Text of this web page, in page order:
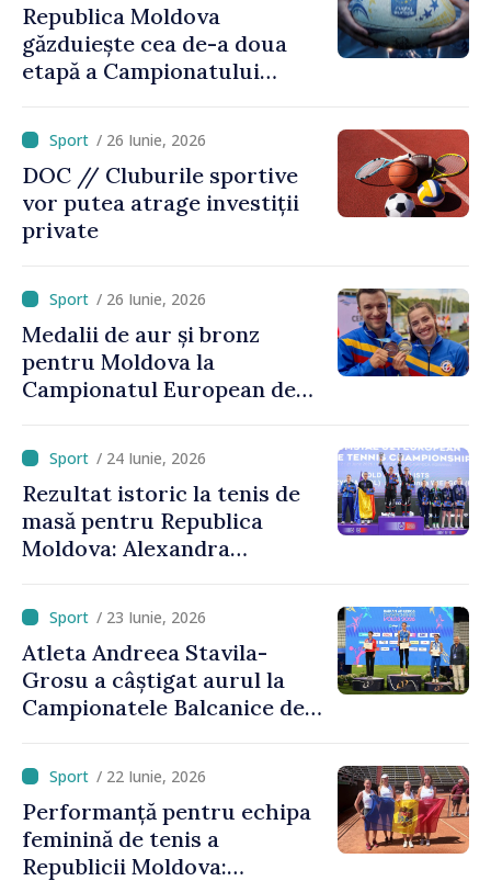
Republica Moldova
găzduiește cea de-a doua
etapă a Campionatului
/ 26 Iunie, 2026
DOC // Cluburile sportive
vor putea atrage investiții
private
/ 26 Iunie, 2026
Medalii de aur și bronz
pentru Moldova la
Campionatul European de
devenit campioană
europeană/ 24 Iunie, 2026
Rezultat istoric la tenis de
masă pentru Republica
Moldova: Alexandra
de bronz la Campionatele
Europene/ 23 Iunie, 2026
Atleta Andreea Stavila-
Grosu a câștigat aurul la
Campionatele Balcanice de
/ 22 Iunie, 2026
Performanță pentru echipa
feminină de tenis a
Republicii Moldova: